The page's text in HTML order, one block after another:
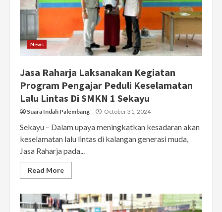
News
Jasa Raharja Laksanakan Kegiatan
Program Pengajar Peduli Keselamatan
Lalu Lintas Di SMKN 1 Sekayu
Suara Indah Palembang October 31, 2024
Sekayu – Dalam upaya meningkatkan kesadaran akan
keselamatan lalu lintas di kalangan generasi muda,
Jasa Raharja pada...
Read More